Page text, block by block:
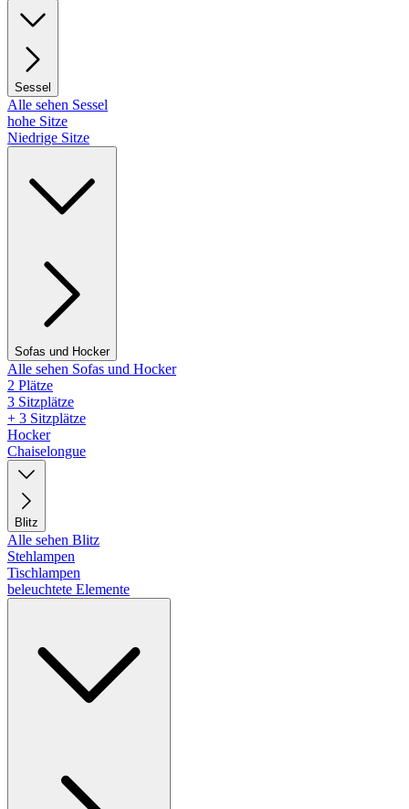
Sessel
Alle sehen Sessel
hohe Sitze
Niedrige Sitze
Sofas und Hocker
Alle sehen Sofas und Hocker
2 Plätze
3 Sitzplätze
+ 3 Sitzplätze
Hocker
Chaiselongue
Blitz
Alle sehen Blitz
Stehlampen
Tischlampen
beleuchtete Elemente